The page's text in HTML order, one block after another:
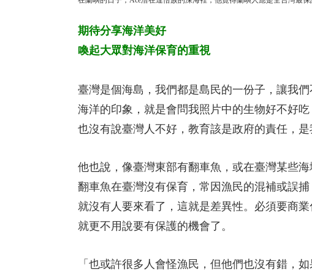
期待分享海洋美好
喚起大眾對海洋保育的重視
臺灣是個海島，我們都是島民的一份子，讓我
海洋的印象，就是會問我照片中的生物好不好
也沒有說臺灣人不好，教育該是政府的責任，
他也說，像臺灣東部有翻車魚，或在臺灣某些
翻車魚在臺灣沒有保育，常因漁民的混補或誤
就沒有人要來看了，這就是差異性。必須要商
就更不用說要有保護的機會了。
「也或許很多人會怪漁民，但他們也沒有錯，